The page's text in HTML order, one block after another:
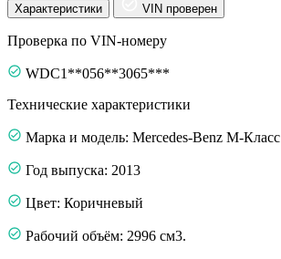
Характеристики VIN проверен
Проверка по VIN-номеру
WDC1**056**3065***
Технические характеристики
Марка и модель: Mercedes-Benz M-Класс
Год выпуска: 2013
Цвет: Коричневый
Рабочий объём: 2996 см3.